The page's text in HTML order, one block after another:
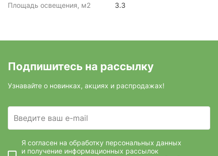
Площадь освещения, м2 3.3
Подпишитесь на рассылку
Узнавайте о новинках, акциях и распродажах!
Введите ваш e-mail
Я согласен на обработку персональных данных
и получение информационных рассылок